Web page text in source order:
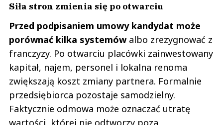
Siła stron zmienia się po otwarciu
Przed podpisaniem umowy kandydat może
porównać kilka systemówalbo zrezygnować z
franczyzy. Po otwarciu placówki zainwestowany
kapitał, najem, personel i lokalna renoma
zwiększają koszt zmiany partnera. Formalnie
przedsiębiorca pozostaje samodzielny.
Faktycznie odmowa może oznaczać utratę